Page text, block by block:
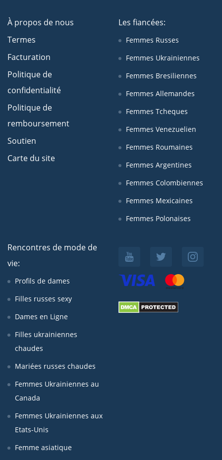
À propos de nous
Termes
Facturation
Politique de
confidentialité
Politique de
remboursement
Soutien
Carte du site
Les fiancées:
Femmes Russes
Femmes Ukrainiennes
Femmes Bresiliennes
Femmes Allemandes
Femmes Tcheques
Femmes Venezuelien
Femmes Roumaines
Femmes Argentines
Femmes Colombiennes
Femmes Mexicaines
Femmes Polonaises
Rencontres de mode de
vie:
Profils de dames
Filles russes sexy
Dames en Ligne
Filles ukrainiennes
chaudes
Mariées russes chaudes
Femmes Ukrainiennes au
Canada
Femmes Ukrainiennes aux
Etats-Unis
Femme asiatique